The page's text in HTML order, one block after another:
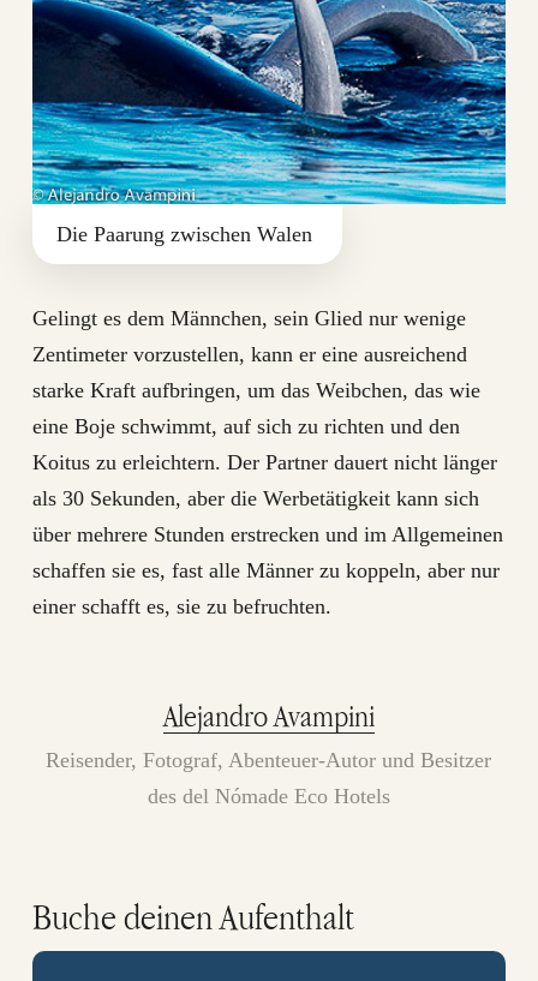
Die Paarung zwischen Walen
Gelingt es dem Männchen, sein Glied nur wenige
Zentimeter vorzustellen, kann er eine ausreichend
starke Kraft aufbringen, um das Weibchen, das wie
eine Boje schwimmt, auf sich zu richten und den
Koitus zu erleichtern. Der Partner dauert nicht länger
als 30 Sekunden, aber die Werbetätigkeit kann sich
über mehrere Stunden erstrecken und im Allgemeinen
schaffen sie es, fast alle Männer zu koppeln, aber nur
einer schafft es, sie zu befruchten.
Alejandro Avampini
Reisender, Fotograf, Abenteuer-Autor und Besitzer
des del Nómade Eco Hotels
Buche deinen Aufenthalt